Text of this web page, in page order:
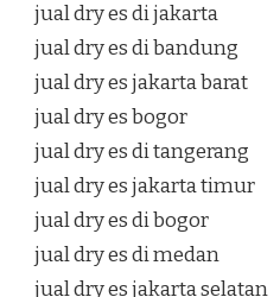
jual dry es di jakarta
jual dry es di bandung
jual dry es jakarta barat
jual dry es bogor
jual dry es di tangerang
jual dry es jakarta timur
jual dry es di bogor
jual dry es di medan
jual dry es jakarta selatan